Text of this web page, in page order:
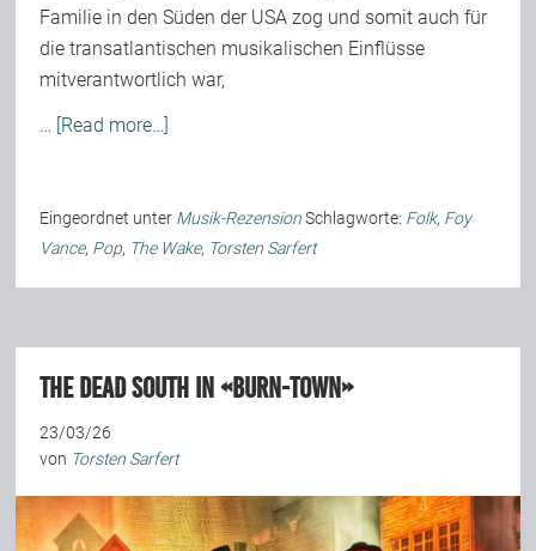
Familie in den Süden der USA zog und somit auch für
die transatlantischen musikalischen Einflüsse
mitverantwortlich war,
… [Read more…]
Eingeordnet unter Musik-Rezension Schlagworte: Folk, Foy
Vance, Pop, The Wake, Torsten Sarfert
The Dead South in «Burn-Town»
23/03/26
von Torsten Sarfert